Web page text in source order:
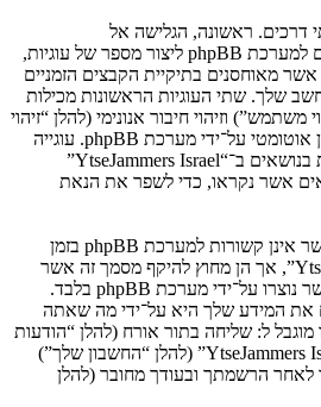
דרכים. ראשונה, הגלישה אל
“YtseJammers Israel” תגרום למערכת phpBB ליצור מספר של עוגיות,
מאוחסנים בתיקיית הקבצים הזמניים
שלך. שתי העוגיות הראשונות מכילות
וזיהוי חיבור אנונימי (להלן “זיהוי
חיבור”), הנקבעים אצל באופן אוטומטי על־ידי מערכת phpBB. עוגייה
שלישית תיווצר לאחר שעיינת בנושאים ב־“YtseJammers Israel”
אשר נקראו, כדי לשפר את הנאת
אנו יכולים גם ליצור עוגיות אשר אינן קשורות למערכת phpBB בזמן
הגלישה ב־“YtseJammers Israel”, אך הן מחוץ להיקף מסמך זה אשר
מיועד לכסות על העמודים אשר נוצרו על־ידי מערכת phpBB בלבד.
את המידע שלך היא על־ידי מה שאתה
מוגבל ל: שליחה בתור אורח (להלן “הודעות
אנונימיות”), הרשמה ל־“YtseJammers Israel” (להלן “החשבון שלך”)
לאחר הרשמתך ובעודך מחובר (להלן